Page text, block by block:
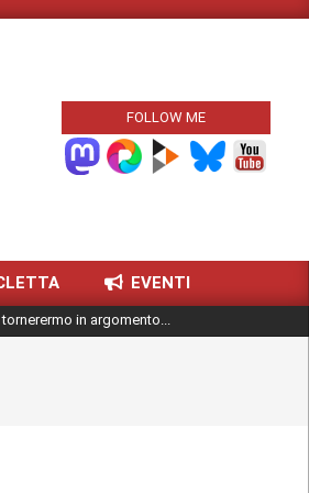
FOLLOW ME
EVENTI
in argomento...